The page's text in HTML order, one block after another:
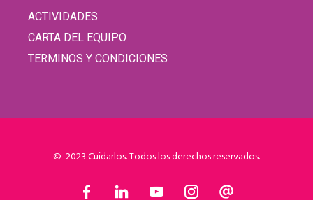
ACTIVIDADES
CARTA DEL EQUIPO
TERMINOS Y CONDICIONES
© 2023 Cuidarlos. Todos los derechos reservados.